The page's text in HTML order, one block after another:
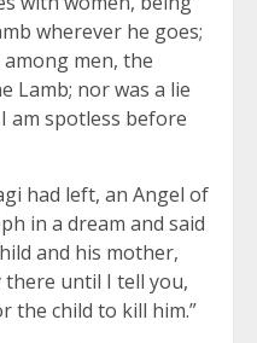
wherever he goes;
men, the
Lamb; nor was a lie
am spotless before
had left, an Angel of
in a dream and said
and his mother,
there until I tell you,
the child to kill him.”